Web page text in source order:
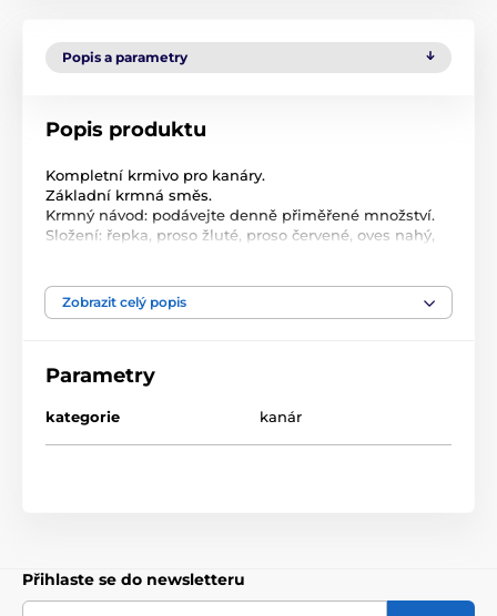
Popis a parametry
Popis produktu
Kompletní krmivo pro kanáry.
Základní krmná směs.
Krmný návod: podávejte denně přiměřené množství.
Složení: řepka, proso žluté, proso červené, oves nahý,
Produkt je zařazen v kategoriích
Zobrazit celý popis
Parametry
kategorie kanár
Přihlaste se do newsletteru